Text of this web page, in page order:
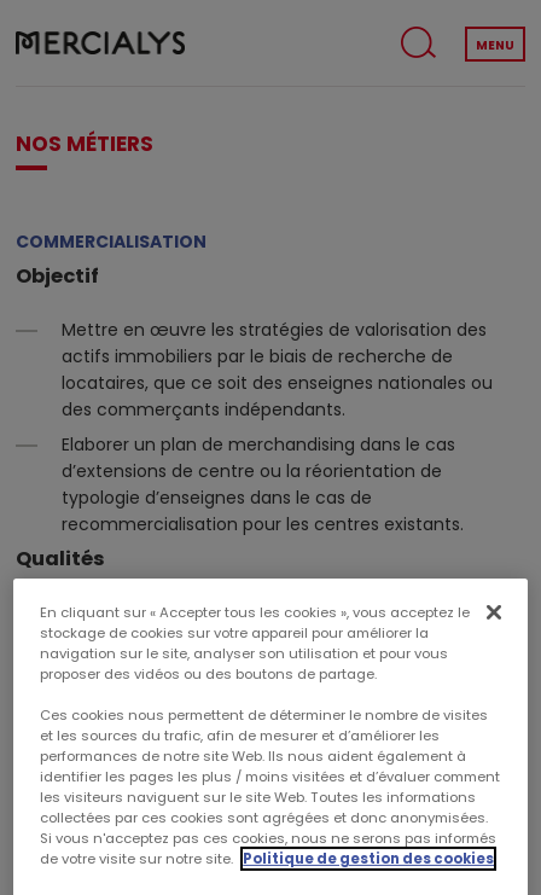
MENU
NOS MÉTIERS
COMMERCIALISATION
Objectif
Mettre en œuvre les stratégies de valorisation des
actifs immobiliers par le biais de recherche de
locataires, que ce soit des enseignes nationales ou
des commerçants indépendants.
Elaborer un plan de merchandising dans le cas
d’extensions de centre ou la réorientation de
typologie d’enseignes dans le cas de
recommercialisation pour les centres existants.
Qualités
Excellent relationnel,
Sens du contact et de la négociation commerciale,
Bonne connaissance du monde du commerce en
général.
COMMERCIALISATION EPHEMERE
Objectif
Identifier de nouveaux concepts/business à implanter
En cliquant sur « Accepter tous les cookies », vous acceptez le
stockage de cookies sur votre appareil pour améliorer la
navigation sur le site, analyser son utilisation et pour vous
proposer des vidéos ou des boutons de partage.
Ces cookies nous permettent de déterminer le nombre de visites
et les sources du trafic, afin de mesurer et d’améliorer les
performances de notre site Web. Ils nous aident également à
identifier les pages les plus / moins visitées et d’évaluer comment
les visiteurs naviguent sur le site Web. Toutes les informations
collectées par ces cookies sont agrégées et donc anonymisées.
Si vous n'acceptez pas ces cookies, nous ne serons pas informés
de votre visite sur notre site. Politique de gestion des cookies